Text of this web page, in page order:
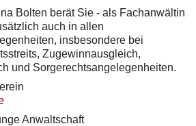
Bolten berät Sie - als Fachanwältin
auch in allen
insbesondere bei
Zugewinnausgleich,
und Sorgerechtsangelegenheiten.
Anwaltschaft